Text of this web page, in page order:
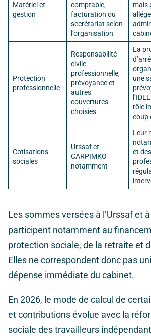
Matériel et
gestion
comptable,
facturation ou
secrétariat selon
l’organisation
mais
Protection
professionnelle
Responsabilité
civile
professionnelle,
prévoyance et
autres
couvertures
choisies
La
une
rôle
coup
Cotisations
sociales
Urssaf et
CARPIMKO
notamment
Leur
et
Les sommes versées à l’Urssaf et
participent notamment au
protection sociale, de la retraite et
Elles ne correspondent donc pas
dépense immédiate du cabinet.
En 2026, le mode de calcul de
et contributions évolue avec la
sociale des travailleurs